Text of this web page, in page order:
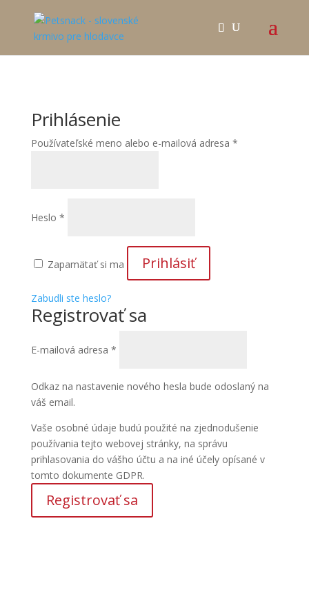
Prihlásenie
Používateľské meno alebo e-mailová adresa *Povinné
Heslo *
Zapamätať si ma Prihlásiť
Zabudli ste heslo?
Registrovať sa
E-mailová adresa *
Odkaz na nastavenie nového hesla bude odoslaný na
váš email.
Vaše osobné údaje budú použité na zjednodušenie
používania tejto webovej stránky, na správu
prihlasovania do vášho účtu a na iné účely opísané v
tomto dokumente GDPR.
Registrovať sa